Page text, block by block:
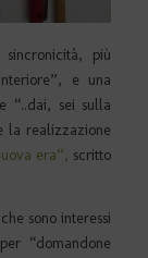
più
e una
“..dai, sei sulla
la realizzazione
era”, scritto
sono interessi
“domandone